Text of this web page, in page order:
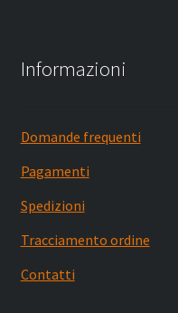
Informazioni
Domande frequenti
Pagamenti
Spedizioni
Tracciamento ordine
Contatti